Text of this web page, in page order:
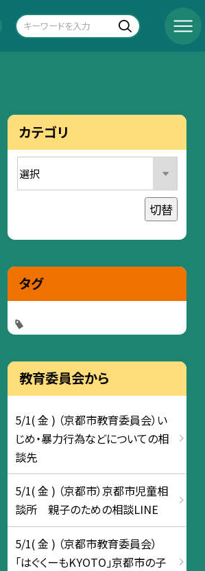
カテゴリ
切替
タグ
教育委員会から
5/1( 金 ) （京都市教育委員会）い
じめ・暴力行為などについての相
談先
5/1( 金 ) （京都市）京都市児童相
談所 親子のための相談LINE
5/1( 金 ) （京都市教育委員会）
「はぐくーもKYOTO」京都市の子